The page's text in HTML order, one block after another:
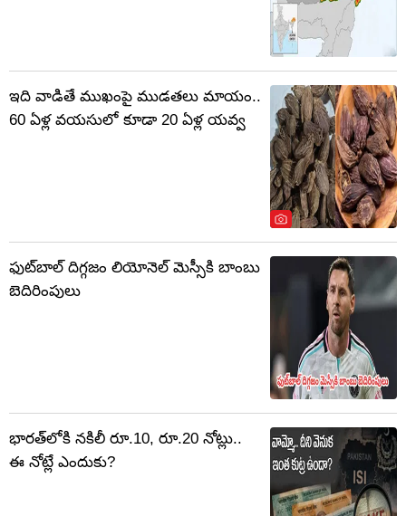
ఇది వాడితే ముఖంపై ముడతలు మాయం..
60 ఏళ్ల వయసులో కూడా 20 ఏళ్ల యవ్వ
ఫుట్‌బాల్ దిగ్గజం లియోనెల్ మెస్సీకి బాంబు
బెదిరింపులు
భారత్‌లోకి నకిలీ రూ.10, రూ.20 నోట్లు..
ఈ నోట్లే ఎందుకు?